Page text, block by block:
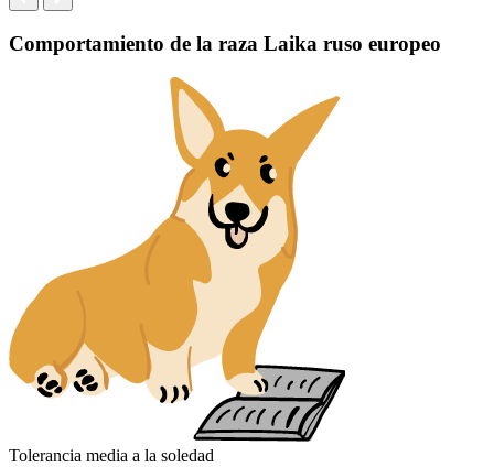
Comportamiento de la raza Laika ruso europeo
Tolerancia media a la soledad